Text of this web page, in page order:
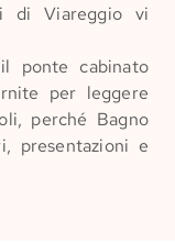
di Viareggio vi
ponte cabinato
per leggere
perché Bagno
presentazioni e